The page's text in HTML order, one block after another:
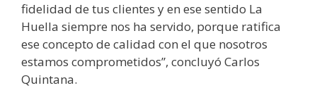
fidelidad de tus clientes y en ese sentido La
Huella siempre nos ha servido, porque ratifica
ese concepto de calidad con el que nosotros
estamos comprometidos”, concluyó Carlos
Quintana.